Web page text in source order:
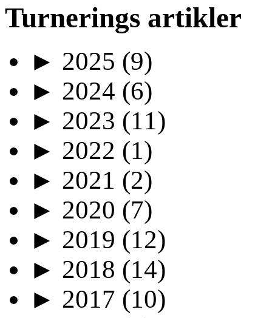
Turnerings artikler
► 2025 (9)
► 2024 (6)
► 2023 (11)
► 2022 (1)
► 2021 (2)
► 2020 (7)
► 2019 (12)
► 2018 (14)
► 2017 (10)